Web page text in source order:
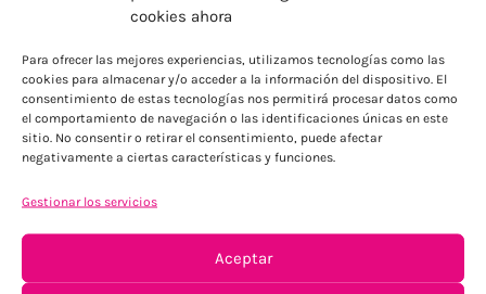
cookies ahora
Para ofrecer las mejores experiencias, utilizamos tecnologías como las
cookies para almacenar y/o acceder a la información del dispositivo. El
consentimiento de estas tecnologías nos permitirá procesar datos como
el comportamiento de navegación o las identificaciones únicas en este
sitio. No consentir o retirar el consentimiento, puede afectar
negativamente a ciertas características y funciones.
Gestionar los servicios
Aceptar
ENVÍOS ECONÓMICOS
Tu confianza, nuestro objetivo